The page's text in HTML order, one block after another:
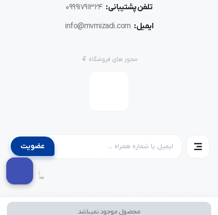
محصول موجود نمیباشد
تلفن پشتیبانی: 09991791324
ایمیل: info@mvmizadi.com
مجوز های فروشگاه
عضویت